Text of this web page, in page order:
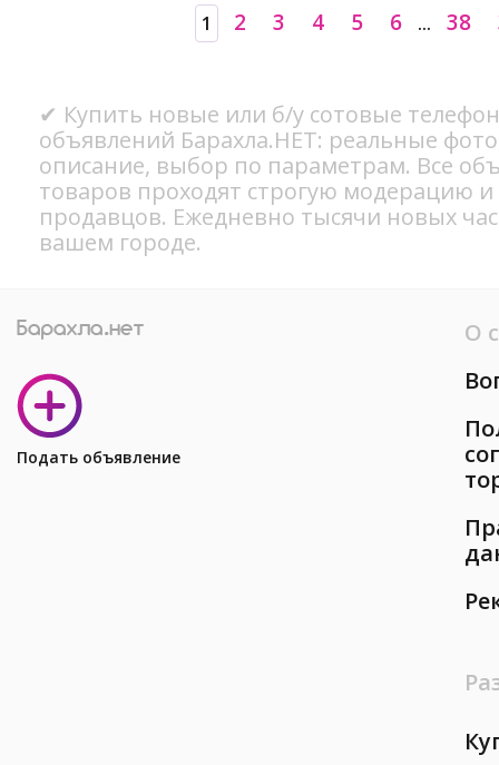
1 2 3 4 5 6 ... 38
✔ Купить новые или б/у сотовые
объявлений Барахла.НЕТ: реальные
описание, выбор по параметрам. Все
товаров проходят строгую модерацию
продавцов. Ежедневно тысячи новых
вашем городе.
Подать объявление
О